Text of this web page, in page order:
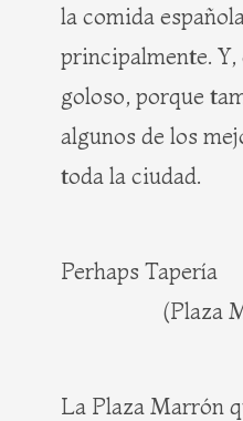
la comida
principalmente. Y,
goloso, porque
algunos de los
toda la ciudad.
Perhaps Tapería
(Plaza
La Plaza Marrón